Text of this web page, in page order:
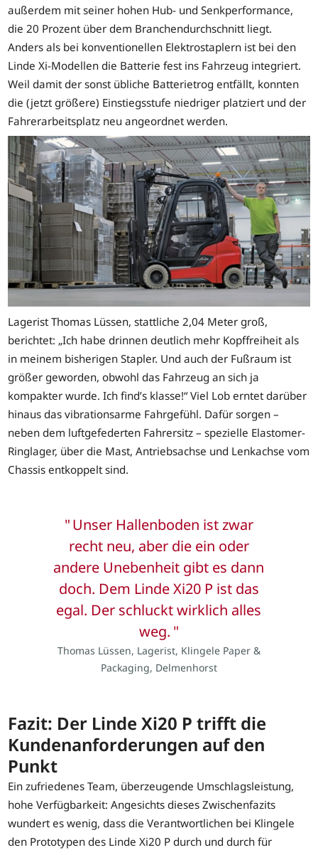
außerdem mit seiner hohen Hub- und Senkperformance,
die 20 Prozent über dem Branchendurchschnitt liegt.
Anders als bei konventionellen Elektrostaplern ist bei den
Linde Xi-Modellen die Batterie fest ins Fahrzeug integriert.
Weil damit der sonst übliche Batterietrog entfällt, konnten
die (jetzt größere) Einstiegsstufe niedriger platziert und der
Fahrerarbeitsplatz neu angeordnet werden.
Lagerist Thomas Lüssen, stattliche 2,04 Meter groß,
berichtet: „Ich habe drinnen deutlich mehr Kopffreiheit als
in meinem bisherigen Stapler. Und auch der Fußraum ist
größer geworden, obwohl das Fahrzeug an sich ja
kompakter wurde. Ich find’s klasse!“ Viel Lob erntet darüber
hinaus das vibrationsarme Fahrgefühl. Dafür sorgen –
neben dem luftgefederten Fahrersitz – spezielle Elastomer-
Ringlager, über die Mast, Antriebsachse und Lenkachse vom
Chassis entkoppelt sind.
Unser Hallenboden ist zwar
recht neu, aber die ein oder
andere Unebenheit gibt es dann
doch. Dem Linde Xi20 P ist das
egal. Der schluckt wirklich alles
weg.
Thomas Lüssen, Lagerist, Klingele Paper &
Packaging, Delmenhorst
Fazit: Der Linde Xi20 P trifft die
Kundenanforderungen auf den
Punkt
Ein zufriedenes Team, überzeugende Umschlagsleistung,
hohe Verfügbarkeit: Angesichts dieses Zwischenfazits
wundert es wenig, dass die Verantwortlichen bei Klingele
den Prototypen des Linde Xi20 P durch und durch für